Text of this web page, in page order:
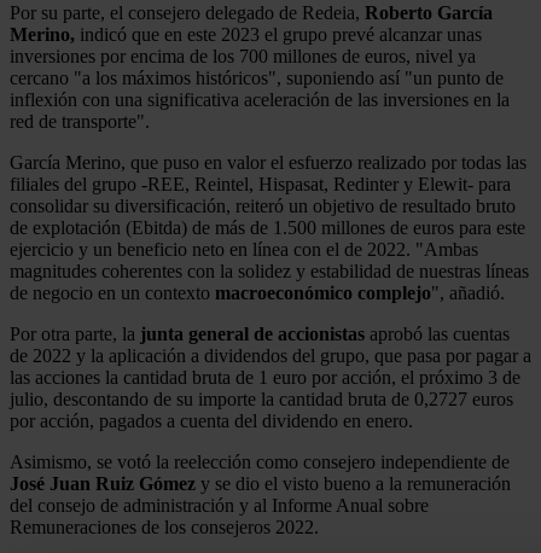
Por su parte, el consejero delegado de Redeia, Roberto García
Merino, indicó que en este 2023 el grupo prevé alcanzar unas
inversiones por encima de los 700 millones de euros, nivel ya
cercano "a los máximos históricos", suponiendo así "un punto de
inflexión con una significativa aceleración de las inversiones en la
red de transporte".
García Merino, que puso en valor el esfuerzo realizado por todas las
filiales del grupo -REE, Reintel, Hispasat, Redinter y Elewit- para
consolidar su diversificación, reiteró un objetivo de resultado bruto
de explotación (Ebitda) de más de 1.500 millones de euros para este
ejercicio y un beneficio neto en línea con el de 2022. "Ambas
magnitudes coherentes con la solidez y estabilidad de nuestras líneas
de negocio en un contexto macroeconómico complejo", añadió.
Por otra parte, la junta general de accionistas aprobó las cuentas
de 2022 y la aplicación a dividendos del grupo, que pasa por pagar a
las acciones la cantidad bruta de 1 euro por acción, el próximo 3 de
julio, descontando de su importe la cantidad bruta de 0,2727 euros
por acción, pagados a cuenta del dividendo en enero.
Asimismo, se votó la reelección como consejero independiente de
José Juan Ruiz Gómez y se dio el visto bueno a la remuneración
del consejo de administración y al Informe Anual sobre
Remuneraciones de los consejeros 2022.